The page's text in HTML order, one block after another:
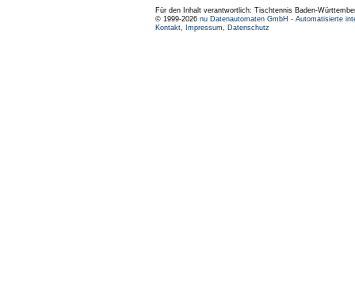
Für den Inhalt verantwortlich: Tischtennis Baden-
© 1999-2026 nu Datenautomaten GmbH - Automatisierte
Kontakt, Impressum, Datenschutz